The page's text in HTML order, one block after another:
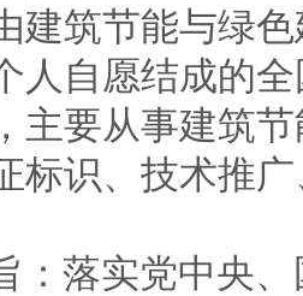
建筑节能与绿
人自愿结成的
主要从事建筑
标识、技术推
：落实党中央